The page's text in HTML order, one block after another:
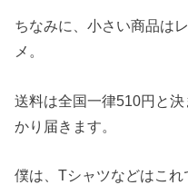
ちなみに、小さい商品は
メ。
送料は全国一律510円と
かり届きます。
僕は、Tシャツなどはこ